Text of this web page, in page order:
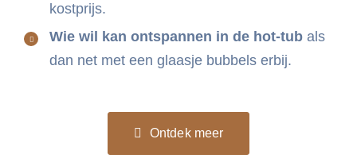
kostprijs.
Wie wil kan ontspannen in de hot-tub als
dan net met een glaasje bubbels erbij.
Ontdek meer